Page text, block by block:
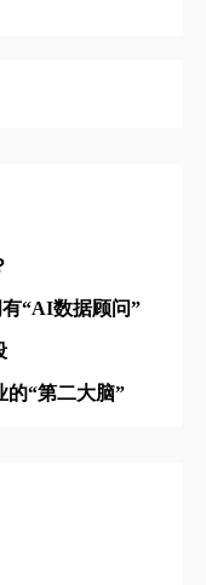
“AI数据顾问”
的“第二大脑”